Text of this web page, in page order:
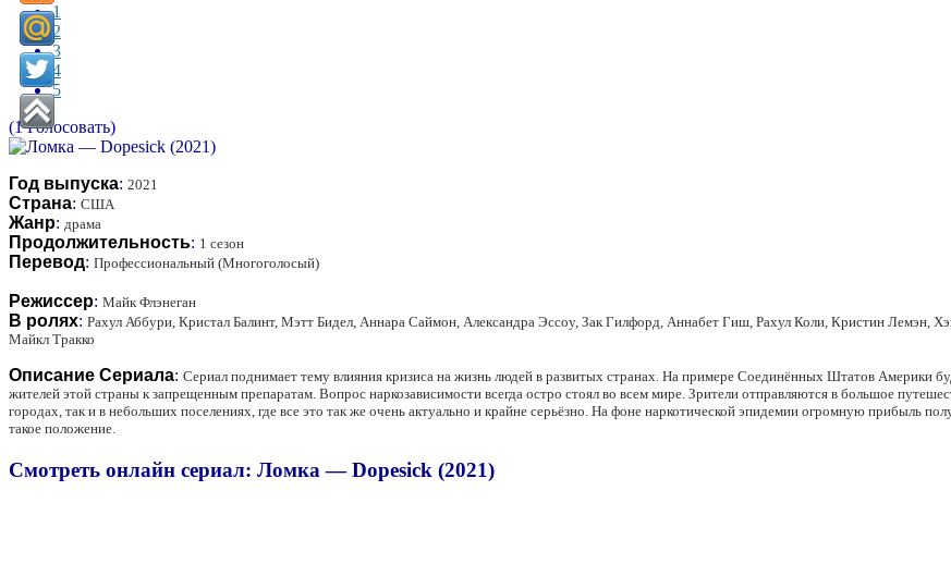
1
2
3
4
5
(1 Голосовать)
Год выпуска: 2021
Страна: США
Жанр: драма
Продолжительность: 1 сезон
Перевод: Профессиональный (Многоголосый)
Режиссер: Майк Флэнеган
В ролях: Рахул Аббури, Кристал Балинт, Мэтт Бидел, Аннара Саймон, Александра Эссоу, Зак Гилфорд, Аннабет Гиш, Рахул Коли, Кристин Лемэн,
Майкл Тракко
Описание Сериала: Сериал поднимает тему влияния кризиса на жизнь людей в развитых странах. На примере Соединённых Штатов Америки
жителей этой страны к запрещенным препаратам. Вопрос наркозависимости всегда остро стоял во всем мире. Зрители отправляются в большое
городах, так и в небольших поселениях, где все это так же очень актуально и крайне серьёзно. На фоне наркотической эпидемии огромную прибыль
такое положение.
Смотреть онлайн сериал: Ломка — Dopesick (2021)